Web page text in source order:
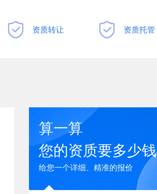
资质转让 资质托管
算一算
您的资质要多少钱
给您一个详细、精准的报价